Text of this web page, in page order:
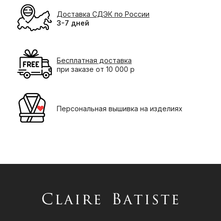
Доставка СДЭК по России
3-7 дней
Бесплатная доставка
при заказе от 10 000 р
Персональная вышивка на изделиях